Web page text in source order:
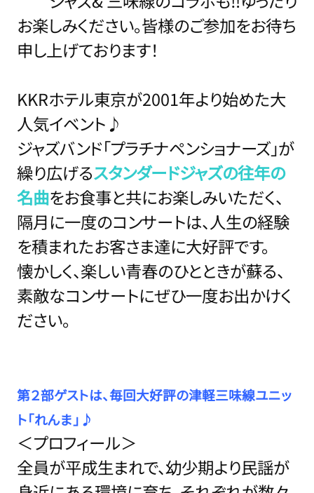
お楽しみください。皆様のご参加をお待ち
申し上げております！
KKRホテル東京が2001年より始めた大
人気イベント♪
ジャズバンド「プラチナペンショナーズ」が
繰り広げるスタンダードジャズの往年の
名曲をお食事と共にお楽しみいただく、
隔月に一度のコンサートは、人生の経験
を積まれたお客さま達に大好評です。
懐かしく、楽しい青春のひとときが蘇る、
素敵なコンサートにぜひ一度お出かけく
ださい。
第２部ゲストは、毎回大好評の津軽三味線ユニッ
ト「れんま」♪
＜プロフィール＞
全員が平成生まれで、幼少期より民謡が